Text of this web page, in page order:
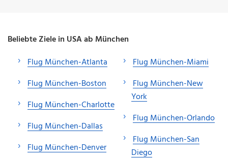
Beliebte Ziele in USA ab München
Flug München-Atlanta
Flug München-Boston
Flug München-Charlotte
Flug München-Dallas
Flug München-Denver
Flug München-Miami
Flug München-New
York
Flug München-Orlando
Flug München-San
Diego